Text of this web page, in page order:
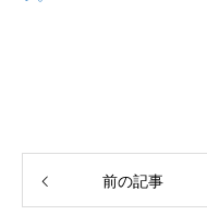
前の記事